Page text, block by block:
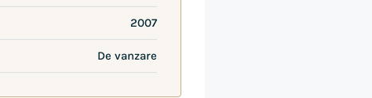
2007
De vanzare